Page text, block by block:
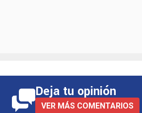
Deja tu opinión
VER MÁS COMENTARIOS